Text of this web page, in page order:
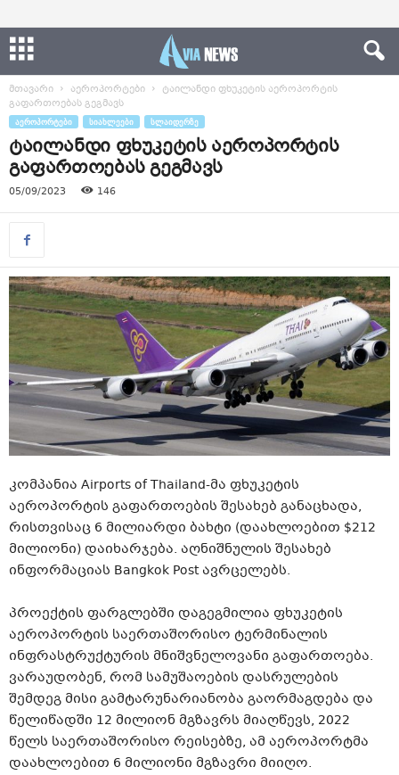
მთავარი აეროპორტები
ტაილანდი ფხუკეტის აეროპორტის
გაფართოებას გეგმავს
ᲐᲔᲠᲝᲞᲝᲠᲢᲔᲑᲘ ᲡᲘᲐᲮᲚᲔᲔᲑᲘ ᲡᲚᲐᲘᲓᲔᲠᲖᲔ
ტაილანდი ფხუკეტის აეროპორტის
გაფართოებას გეგმავს
05/09/2023 146
კომპანია Airports of Thailand-მა ფხუკეტის
აეროპორტის გაფართოების შესახებ განაცხადა,
რისთვისაც 6 მილიარდი ბახტი (დაახლოებით $212
მილიონი) დაიხარჯება. აღნიშნულის შესახებ
ინფორმაციას Bangkok Post ავრცელებს.
პროექტის ფარგლებში დაგეგმილია ფხუკეტის
აეროპორტის საერთაშორისო ტერმინალის
ინფრასტრუქტურის მნიშვნელოვანი გაფართოება.
ვარაუდობენ, რომ სამუშაოების დასრულების
შემდეგ მისი გამტარუნარიანობა გაორმაგდება და
წელიწადში 12 მილიონ მგზავრს მიაღწევს, 2022
წელს საერთაშორისო რეისებზე, ამ აეროპორტმა
დაახლოებით 6 მილიონი მგზავრი მიიღო.